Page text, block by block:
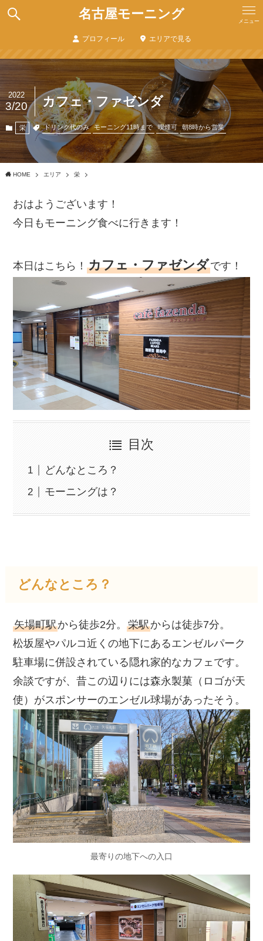
名古屋モーニング メニュー
プロフィール エリアで見る
カフェ・ファゼンダ
2022
3/20
栄 ドリンク代のみ モーニング11時まで 喫煙可 朝8時から営業
HOME エリア 栄
おはようございます！
今日もモーニング食べに行きます！
本日はこちら！カフェ・ファゼンダです！
目次
どんなところ？
モーニングは？
どんなところ？
矢場町駅から徒歩2分。栄駅からは徒歩7分。
松坂屋やパルコ近くの地下にあるエンゼルパーク
駐車場に併設されている隠れ家的なカフェです。
余談ですが、昔この辺りには森永製菓（ロゴが天
使）がスポンサーのエンゼル球場があったそう。
最寄りの地下への入口